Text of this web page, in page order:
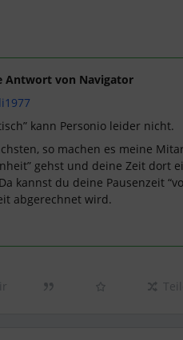
Antwort von Navigator
kann Personio leider nicht.
so machen es meine
gehst und deine Zeit dort
kannst du deine Pausenzeit
abgerechnet wird.